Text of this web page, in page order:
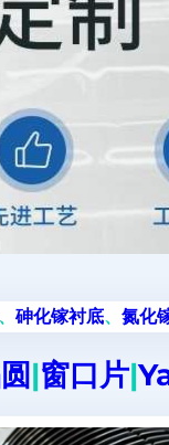
砷化镓衬底、 氮化
|窗口片|